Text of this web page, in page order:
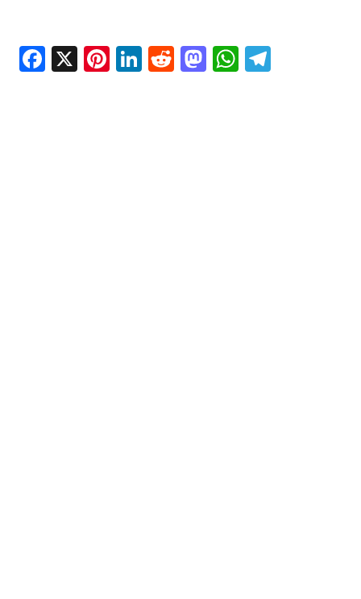
Facebook
X Pinterest
LinkedIn
Reddit
Mastodon